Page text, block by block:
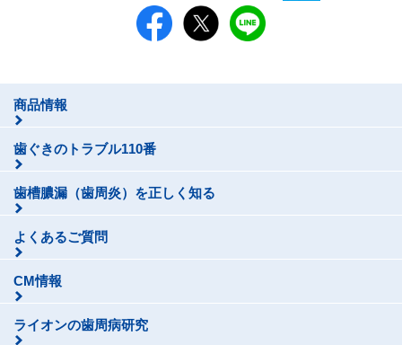
商品情報
歯ぐきのトラブル110番
歯槽膿漏（歯周炎）を正しく知る
よくあるご質問
CM情報
ライオンの歯周病研究